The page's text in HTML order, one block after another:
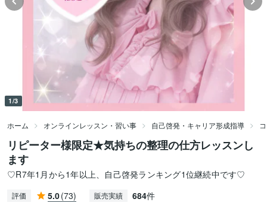
1/3
ホーム オンラインレッスン・習い事 自己啓発・キャリア形成指導
リピーター様限定★気持ちの整理の仕方レッスンし
ます
♡R7年1月から1年以上、自己啓発ランキング1位継続中です♡
評価 5.0(73) 販売実績 684件